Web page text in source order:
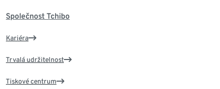
Společnost Tchibo
Kariéra
Trvalá udržitelnost
Tiskové centrum